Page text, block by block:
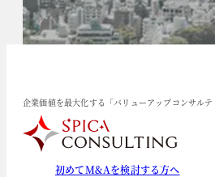
企業価値を最大化する「バリューアップコンサル
初めてM&Aを検討する方へ